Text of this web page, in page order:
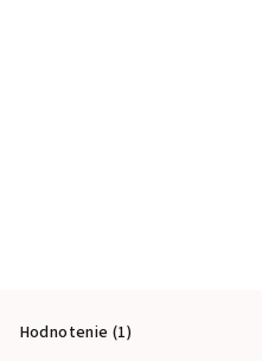
Hodnotenie (1)